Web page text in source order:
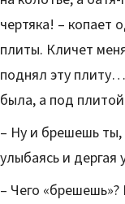
чертяка! – копает
плиты. Кличет
поднял эту
была, а под
– Ну и брешешь ты,
улыбаясь и дергая
– Чего